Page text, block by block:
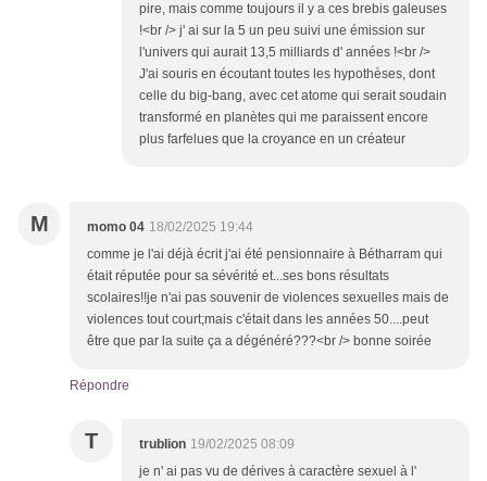
pire, mais comme toujours il y a ces brebis galeuses
!<br /> j' ai sur la 5 un peu suivi une émission sur
l'univers qui aurait 13,5 milliards d' années !<br />
J'ai souris en écoutant toutes les hypothèses, dont
celle du big-bang, avec cet atome qui serait soudain
transformé en planètes qui me paraissent encore
plus farfelues que la croyance en un créateur
M momo 04 18/02/2025 19:44
comme je l'ai déjà écrit j'ai été pensionnaire à Bétharram qui
était réputée pour sa sévérité et...ses bons résultats
scolaires!!je n'ai pas souvenir de violences sexuelles mais de
violences tout court;mais c'était dans les années 50....peut
être que par la suite ça a dégénéré???<br /> bonne soirée
Répondre
T trublion 19/02/2025 08:09
je n' ai pas vu de dérives à caractère sexuel à l'